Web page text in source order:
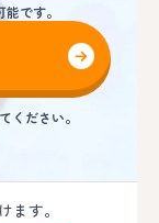
です。
ください。
ます。